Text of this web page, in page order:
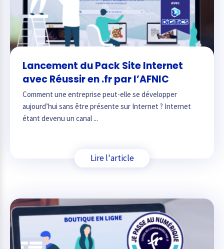
Lancement du Pack Site Internet
avec Réussir en .fr par l’AFNIC
Comment une entreprise peut-elle se développer
aujourd’hui sans être présente sur Internet ? Internet
étant devenu un canal ...
Lire l'article